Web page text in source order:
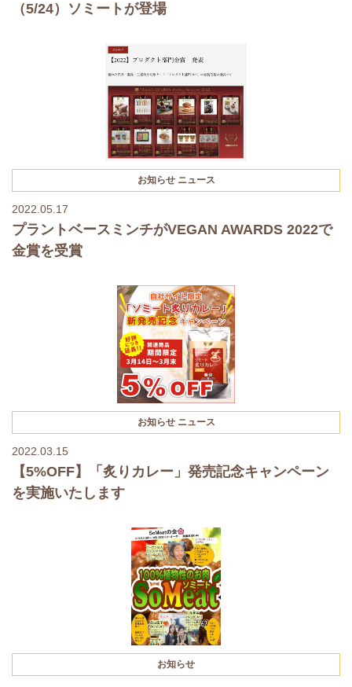
（5/24）ソミートが登場
お知らせ ニュース
2022.05.17
プラントベースミンチがVEGAN AWARDS 2022で
金賞を受賞
お知らせ ニュース
2022.03.15
【5%OFF】「炙りカレー」発売記念キャンペーン
を実施いたします
お知らせ